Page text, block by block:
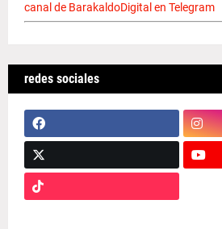
canal de BarakaldoDigital en Telegram
redes sociales